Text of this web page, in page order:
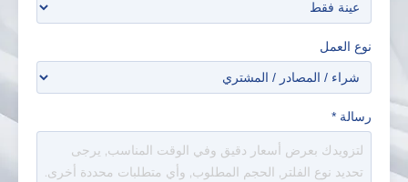
نوع العمل
رسالة *